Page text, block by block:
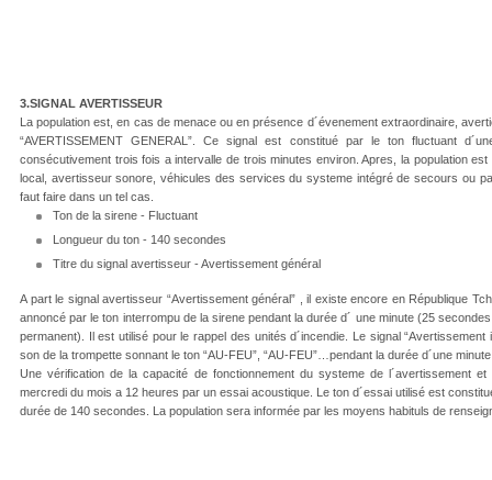
3.SIGNAL AVERTISSEUR
La population est, en cas de menace ou en présence d´évenement extraordinaire,
“AVERTISSEMENT GENERAL”. Ce signal est constitué par le ton fluctuant
consécutivement trois fois a intervalle de trois minutes environ. Apres, la population
local, avertisseur sonore, véhicules des services du systeme intégré de secours ou
faut faire dans un tel cas.
Ton de la sirene - Fluctuant
Longueur du ton - 140 secondes
Titre du signal avertisseur - Avertissement général
A part le signal avertisseur “Avertissement général” , il existe encore en République
annoncé par le ton interrompu de la sirene pendant la durée d´ une minute (25
permanent). Il est utilisé pour le rappel des unités d´incendie. Le signal
son de la trompette sonnant le ton “AU-FEU”, “AU-FEU”…pendant la durée d´une
Une vérification de la capacité de fonctionnement du systeme de l´avertissement
mercredi du mois a 12 heures par un essai acoustique. Le ton d´essai utilisé est
durée de 140 secondes. La population sera informée par les moyens habituls de